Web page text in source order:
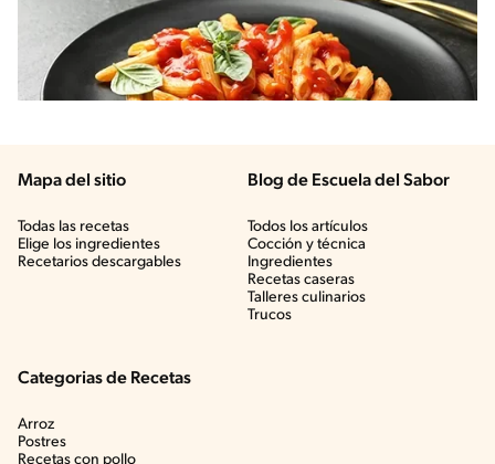
Mapa del sitio
Todas las recetas
Elige los ingredientes
Recetarios descargables
Blog de Escuela del Sabor
Todos los artículos
Cocción y técnica
Ingredientes
Recetas caseras
Talleres culinarios
Trucos
Categorias de Recetas
Arroz
Postres
Recetas con pollo